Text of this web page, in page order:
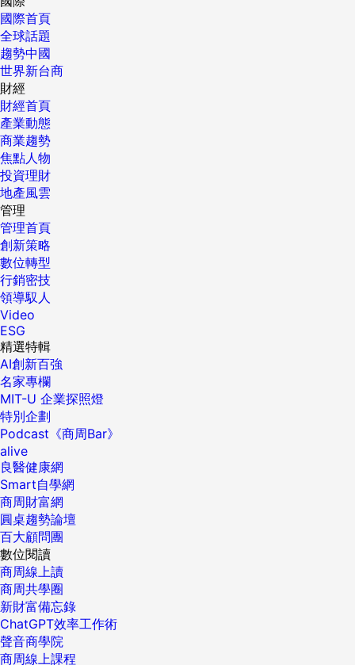
國際首頁
全球話題
趨勢中國
世界新台商
財經
財經首頁
產業動態
商業趨勢
焦點人物
投資理財
地產風雲
管理
管理首頁
創新策略
數位轉型
行銷密技
領導馭人
Video
ESG
精選特輯
AI創新百強
名家專欄
MIT-U 企業探照燈
特別企劃
Podcast《商周Bar》
alive
良醫健康網
Smart自學網
商周財富網
圓桌趨勢論壇
百大顧問團
數位閱讀
商周線上讀
商周共學圈
新財富備忘錄
ChatGPT效率工作術
聲音商學院
商周線上課程